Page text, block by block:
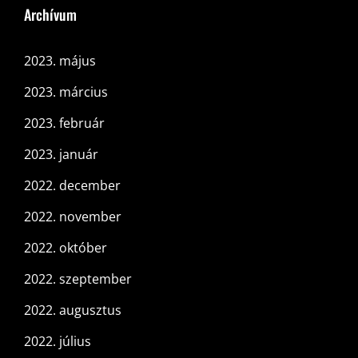
Archívum
2023. május
2023. március
2023. február
2023. január
2022. december
2022. november
2022. október
2022. szeptember
2022. augusztus
2022. július